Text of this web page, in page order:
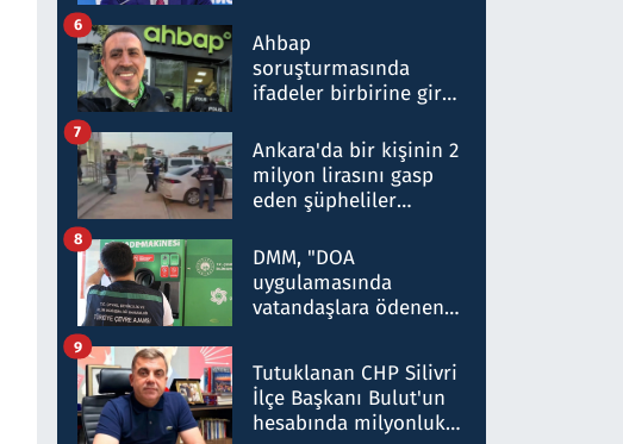
nitelikte olduğunu
belirtti
Ahbap
soruşturmasında
ifadeler birbirine girdi:
ifadelerinden ortaya
çıkan tablo şok etti
6
Ankara'da bir kişinin 2
milyon lirasını gasp
eden şüpheliler
7
DMM, "DOA
uygulamasında
vatandaşlara ödenen
düşürüldüğü" iddiasını
yalanladı
8
Tutuklanan CHP Silivri
İlçe Başkanı Bulut'un
hesabında milyonluk
9